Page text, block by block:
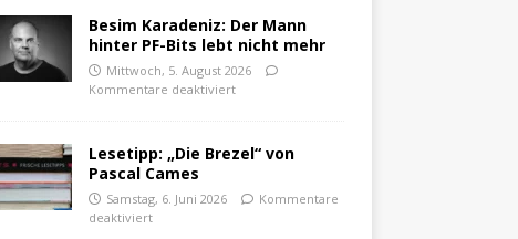
Besim Karadeniz: Der Mann
hinter PF-Bits lebt nicht mehr
Mittwoch, 5. August 2026
Kommentare deaktiviert
Lesetipp: „Die Brezel“ von
Pascal Cames
Samstag, 6. Juni 2026
Kommentare
deaktiviert